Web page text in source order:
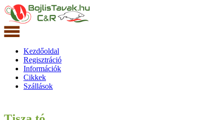
Kezdőoldal
Regisztráció
Információk
Cikkek
Szállások